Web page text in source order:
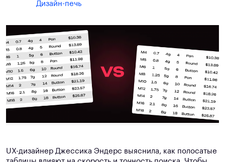
Дизайн-печь
UX-дизайнер Джессика Эндерс выяснила, как полосатые